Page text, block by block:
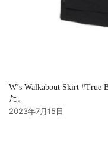
W’s Walkabout Skirt
た。
2023年7月15日